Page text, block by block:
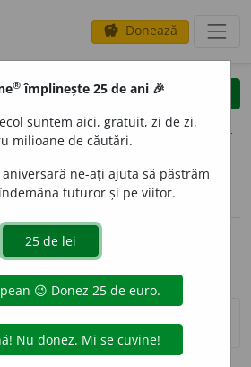
savings Donează
clear
opțiuni
volume_up (2)
® împlinește 25 de ani 🎉
suntem aici, gratuit, zi de zi,
milioane de căutări.
ne-ați ajuta să păstrăm
tuturor și pe viitor.